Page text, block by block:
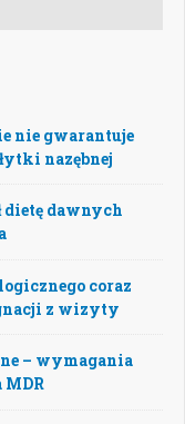
nie gwarantuje
nazębnej
dietę dawnych
coraz
z wizyty
– wymagania
MDR